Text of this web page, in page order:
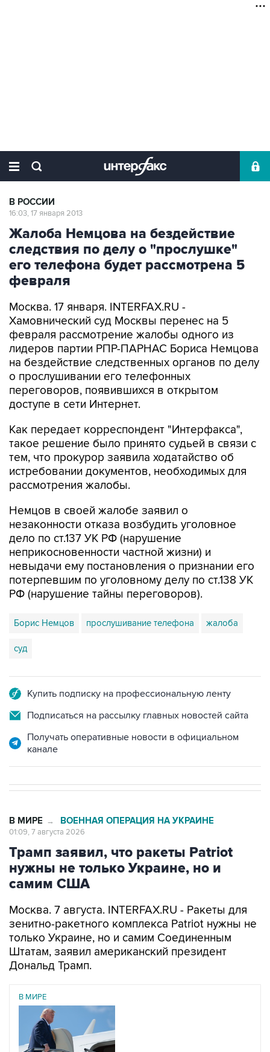
В РОССИИ
16:03, 17 января 2013
Жалоба Немцова на бездействие
следствия по делу о "прослушке"
его телефона будет рассмотрена 5
февраля
Москва. 17 января. INTERFAX.RU -
Хамовнический суд Москвы перенес на 5
февраля рассмотрение жалобы одного из
лидеров партии РПР-ПАРНАС Бориса Немцова
на бездействие следственных органов по делу
о прослушивании его телефонных
переговоров, появившихся в открытом
доступе в сети Интернет.
Как передает корреспондент "Интерфакса",
такое решение было принято судьей в связи с
тем, что прокурор заявила ходатайство об
истребовании документов, необходимых для
рассмотрения жалобы.
Немцов в своей жалобе заявил о
незаконности отказа возбудить уголовное
дело по ст.137 УК РФ (нарушение
неприкосновенности частной жизни) и
невыдачи ему постановления о признании его
потерпевшим по уголовному делу по ст.138 УК
РФ (нарушение тайны переговоров).
Борис Немцов прослушивание телефона жалоба
суд
Купить подписку на профессиональную ленту
Подписаться на рассылку главных новостей сайта
Получать оперативные новости в официальном
канале
В МИРЕ → ВОЕННАЯ ОПЕРАЦИЯ НА УКРАИНЕ
01:09, 7 августа 2026
Трамп заявил, что ракеты Patriot
нужны не только Украине, но и
самим США
Москва. 7 августа. INTERFAX.RU - Ракеты для
зенитно-ракетного комплекса Patriot нужны не
только Украине, но и самим Соединенным
Штатам, заявил американский президент
Дональд Трамп.
В МИРЕ